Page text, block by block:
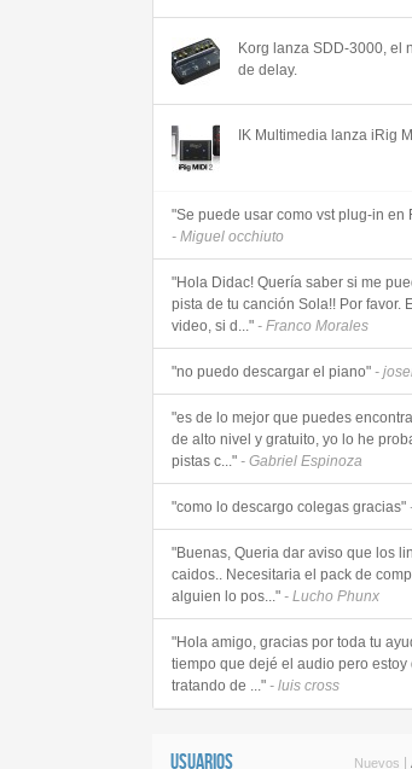
Korg lanza SDD-3000, el
de delay.
IK Multimedia lanza iRig
"Se puede usar como vst plug-in en
- Miguel occhiuto
"Hola Didac! Quería saber si me
pista de tu canción Sola!! Por favor.
video, si d..." - Franco Morales
"no puedo descargar el piano" -
"es de lo mejor que puedes
de alto nivel y gratuito, yo lo he
pistas c..." - Gabriel Espinoza
"como lo descargo colegas gracias"
"Buenas, Queria dar aviso que los
caidos.. Necesitaria el pack de
alguien lo pos..." - Lucho Phunx
"Hola amigo, gracias por toda tu
tiempo que dejé el audio pero estoy
tratando de ..." - luis cross
USUARIOS Nuevos